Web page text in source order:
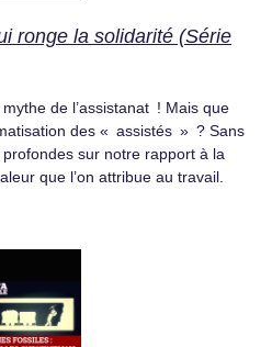
ronge la solidarité (Série
de l’assistanat ! Mais que
des « assistés » ? Sans
sur notre rapport à la
que l’on attribue au travail.